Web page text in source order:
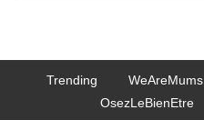
Trending WeAreMums
OsezLeBienEtre